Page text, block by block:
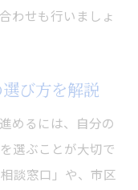
わせも行いましょ
び方を解説
めるには、自分の
選ぶことが大切で
談窓口」や、市区